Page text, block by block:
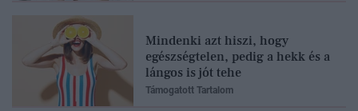
Mindenki azt hiszi, hogy
egészségtelen, pedig a hekk és a
lángos is jót tehe
Támogatott Tartalom